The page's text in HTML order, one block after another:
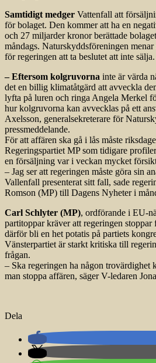
Samtidigt medger Vattenfall att
för bolaget. Den kommer att ha en
och 27 miljarder kronor berättade
måndags. Naturskyddsföreningen
för regeringen att ta beslutet att inte sälja.
– Eftersom kolgruvorna inte är värda
det en billig klimatåtgärd att avveckla
lyfta på luren och ringa Angela Merkel
hur kolgruvorna kan avvecklas på ett
Axelsson, generalsekreterare för
pressmeddelande.
För att affären ska gå i lås måste
Regeringspartiet MP som tidigare
en försäljning var i veckan mycket
– Jag ser att regeringen måste göra sin
Vallenfall presenterat sitt fall, sade
Romson (MP) till Dagens Nyheter i
Carl Schlyter (MP), ordförande i EU-
partitoppar kräver att regeringen
därför bli en het potatis på partiets
Vänsterpartiet är starkt kritiska till
frågan.
– Ska regeringen ha någon trovärdighet
man stoppa affären, säger V-ledaren
Dela